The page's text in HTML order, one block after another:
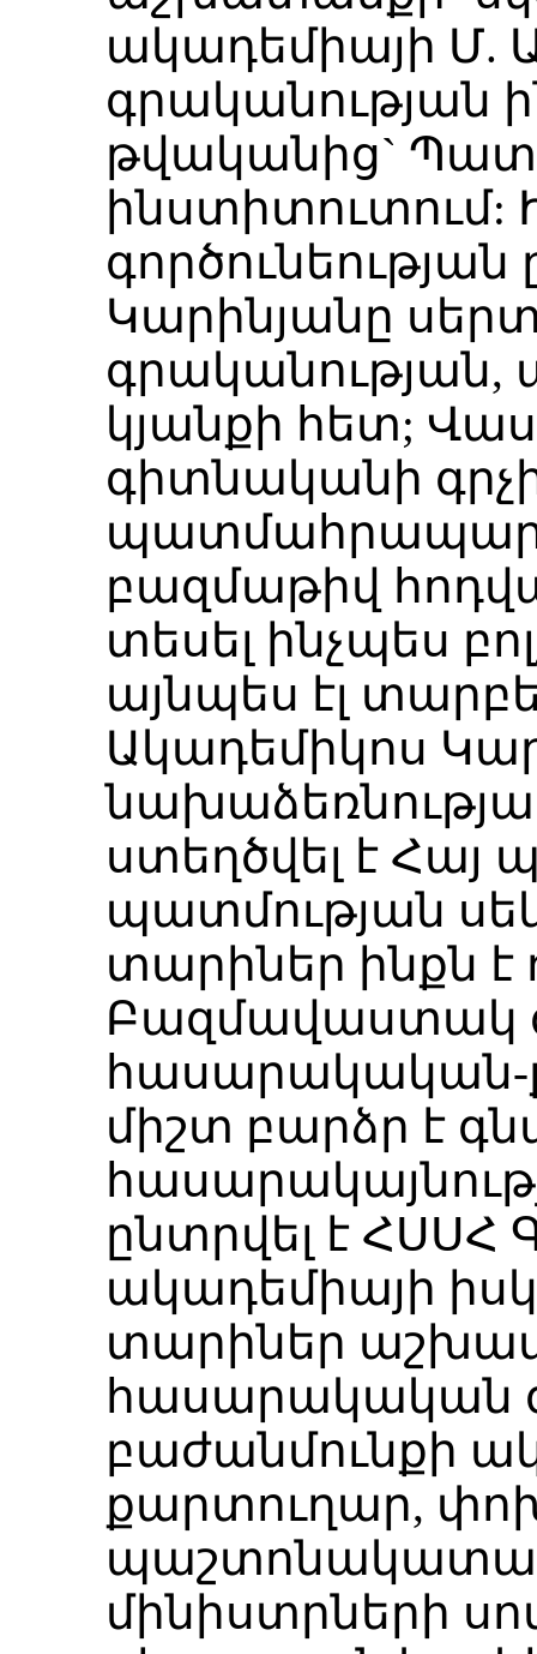
ակադեմիայի Մ.
գրականության
թվականից`
ինստիտուտում:
Կարինյանը
գրականության,
կյանքի հետ;
գիտնականի
բազմաթիվ
տեսել ինչպես
այնպես էլ
Ակադեմիկոս
ստեղծվել է Հայ
պատմության
տարիներ ինքն է
Բազմավաստակ
հասարակական-
միշտ բարձր է
ընտրվել է ՀՍՍՀ
ակադեմիայի
տարիներ
հասարակական
բաժանմունքի
քարտուղար,
մինիստրների